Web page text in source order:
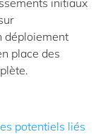
initiaux
déploiement
place des
potentiels liés